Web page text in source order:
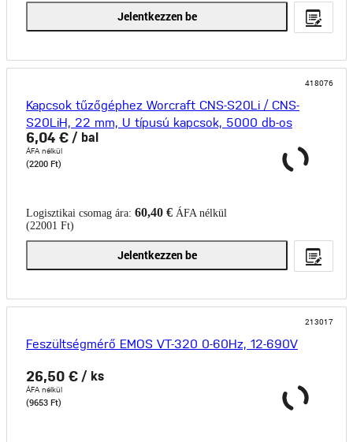
Jelentkezzen be
418076
Kapcsok tűzőgéphez Worcraft CNS-S20Li / CNS-
S20LiH, 22 mm, U típusú kapcsok, 5000 db-os
csomag
6,04 € / bal
ÁFA nélkül
(2200 Ft)
Logisztikai csomag ára: 60,40 € ÁFA nélkül
(22001 Ft)
Jelentkezzen be
213017
Feszültségmérő EMOS VT-320 0-60Hz, 12-690V
26,50 € / ks
ÁFA nélkül
(9653 Ft)